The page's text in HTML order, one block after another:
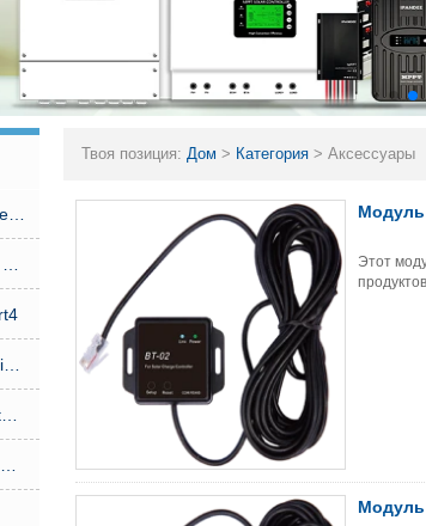
Твоя позиция: Дом > Категория > Аксессуары
Этот
Модуль